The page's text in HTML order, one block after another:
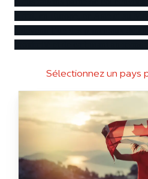
Sélectionnez un pays